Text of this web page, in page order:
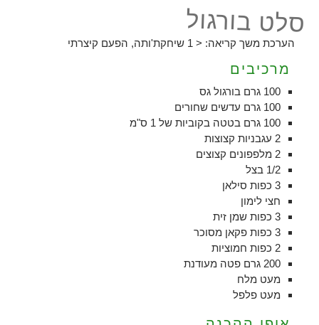
סלט בורגול
הערכת משך קריאה: < 1 שיחקת'ותה, הפעם קיצרתי
מרכיבים
100 גרם בורגול גס
100 גרם עדשים שחורים
100 גרם בטטה בקוביות של 1 ס"מ
2 עגבניות קצוצות
2 מלפפונים קצוצים
1/2 בצל
3 כפות סילאן
חצי לימון
3 כפות שמן זית
3 כפות פקאן מסוכר
2 כפות חמוציות
200 גרם פטה מעודנת
מעט מלח
מעט פלפל